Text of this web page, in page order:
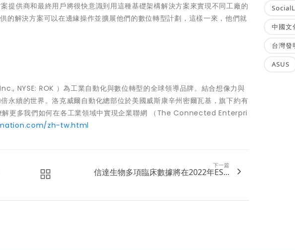
提供商和最終用戶將很快意識到用這種基礎架構解決方案來實現不同工廠的
解決方案可以在邊緣操作並擴展他們的數位轉型計劃，這樣一來，他們就
NYSE: ROK ）為工業自動化與數位轉型的全球領導品牌。結合想像力與
永續的世界。洛克威爾自動化總部位於美國威斯康辛州密爾瓦基，旗下約有
更多我們如何在各工業領域中實現企業聯網 （The Connected Enterpri
zh-tw.html
下一篇
信達生物多項臨床數據將在2022年ES...
中國文
台灣發
ASUS